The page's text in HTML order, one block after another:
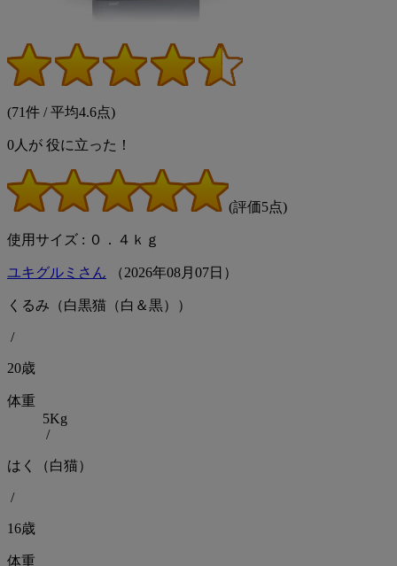
(71件 / 平均4.6点)
0 人が 役に立った！
(評価5点)
使用サイズ : ０．４ｋｇ
ユキグルミさん （2026年08月 07日）
くるみ（白黒猫（白＆黒））
/
20歳
体重
5Kg
/
はく（白猫）
/
16歳
体重